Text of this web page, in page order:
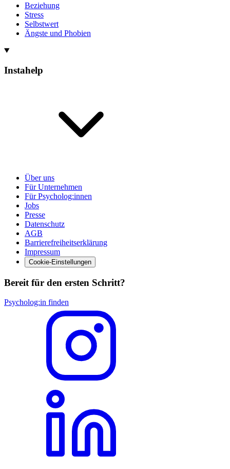
Beziehung
Stress
Selbstwert
Ängste und Phobien
Instahelp
Über uns
Für Unternehmen
Für Psycholog:innen
Jobs
Presse
Datenschutz
AGB
Barrierefreiheitserklärung
Impressum
Cookie-Einstellungen
Bereit für den ersten Schritt?
Psycholog:in finden